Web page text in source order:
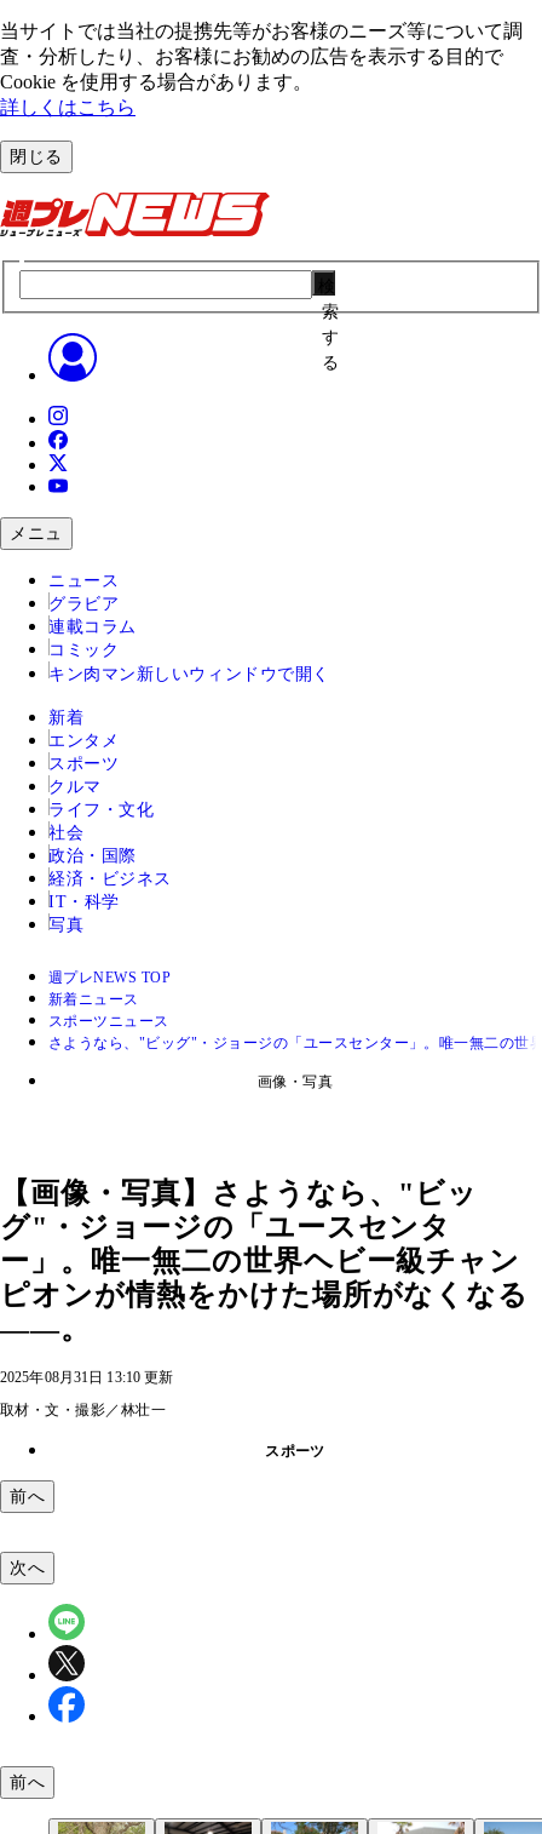
当サイトでは当社の提携先等がお客様のニーズ等について調
査・分析したり、お客様にお勧めの広告を表⽰する⽬的で
Cookie を使⽤する場合があります。
詳しくはこちら
閉じる
索
す
る
メニュ
ニュース
グラビア
連載コラム
コミック
キン肉マン 新しいウィンドウで開く
新着
エンタメ
スポーツ
クルマ
ライフ・文化
社会
政治・国際
経済・ビジネス
IT・科学
写真
週プレNEWS TOP
新着ニュース
スポーツニュース
さようなら、"ビッグ"・ジョージの「ユースセンター」。唯一無二の
画像・写真
【画像・写真】さようなら、"ビッ
グ"・ジョージの「ユースセンタ
ー」。唯一無二の世界ヘビー級チャン
ピオンが情熱をかけた場所がなくなる
――。
2025年08月31日 13:10 更新
取材・文・撮影／林壮一
スポーツ
前へ
次へ
前へ